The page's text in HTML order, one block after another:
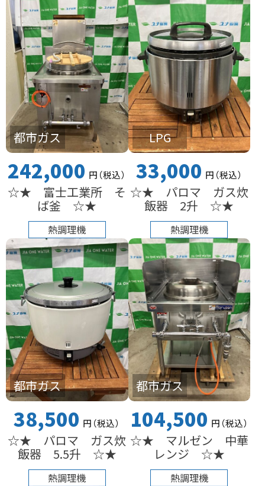
都市ガス
242,000 円（税込）
☆★ 富士工業所 そ
ば釜 ☆★
熱調理機
LPG
33,000 円（税込）
☆★ パロマ ガス炊
飯器 2升 ☆★
熱調理機
都市ガス
38,500 円（税込）
☆★ パロマ ガス炊
飯器 5.5升 ☆★
熱調理機
都市ガス
104,500 円（税込）
☆★ マルゼン 中華
レンジ ☆★
熱調理機